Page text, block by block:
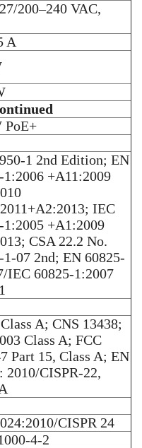
200–240 VAC,
A
PoE+
1 2nd Edition; EN
1:2006 +A11:2009
IEC
1:2005 +A1:2009
CSA 22.2 No.
1-07 2nd; EN 60825-
IEC 60825-1:2007
A; CNS 13438;
Class A; FCC
Part 15, Class A; EN
2010/CISPR-22,
CISPR 24
4-2